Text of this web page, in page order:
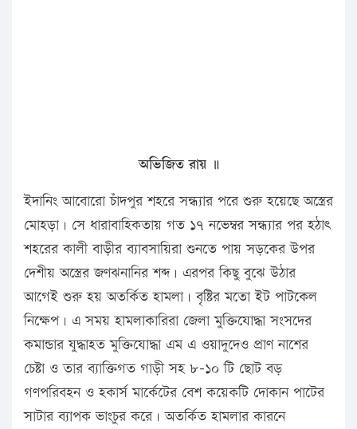
অভিজিত রায় ॥
ইদানিং আবোরো চাঁদপুর শহরে সন্ধ্যার পরে শুরু হয়েছে অস্ত্রের
মোহড়া। সে ধারাবাহিকতায় গত ১৭ নভেম্বর সন্ধ্যার পর হঠাৎ
শহরের কালী বাড়ীর ব্যাবসায়িরা শুনতে পায় সড়কের উপর
দেশীয় অস্ত্রের জণঝনানির শব্দ। এরপর কিছু বুঝে উঠার
আগেই শুরু হয় অতর্কিত হামলা। বৃষ্টির মতো ইট পাটকেল
নিক্ষেপ। এ সময় হামলাকারিরা জেলা মুক্তিযোদ্ধা সংসদের
কমান্ডার যুদ্ধাহত মুক্তিযোদ্ধা এম এ ওয়াদুদেও প্রাণ নাশের
চেষ্টা ও তার ব্যাক্তিগত গাড়ী সহ ৮-১০ টি ছোট বড়
গণপরিবহন ও হকার্স মার্কেটের বেশ কয়েকটি দোকান পাটের
সাটার ব্যাপক ভাংচুর করে। অতর্কিত হামলার কারনে